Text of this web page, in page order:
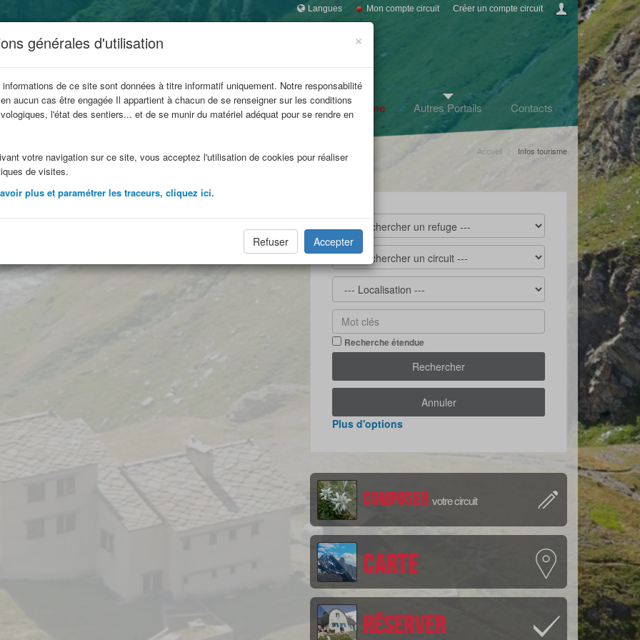
×
générales d'utilisation
de ce site sont données à titre informatif uniquement. Notre responsabilité
aucun cas être engagée Il appartient à chacun de se renseigner sur les conditions
l'état des sentiers... et de se munir du matériel adéquat pour se rendre en
votre navigation sur ce site, vous acceptez l'utilisation de cookies pour réaliser
de visites.
plus et paramétrer les traceurs, cliquez ici.
Refuser Accepter
Langues Mon compte circuit Créer un compte circuit
Refuges en famille Refuges Itinérances Infos tourisme Autres Portails Contacts
Accueil Infos tourisme
Recherche étendue
Rechercher
Annuler
Plus d'options
Composer votre circuit
Carte
Réserver